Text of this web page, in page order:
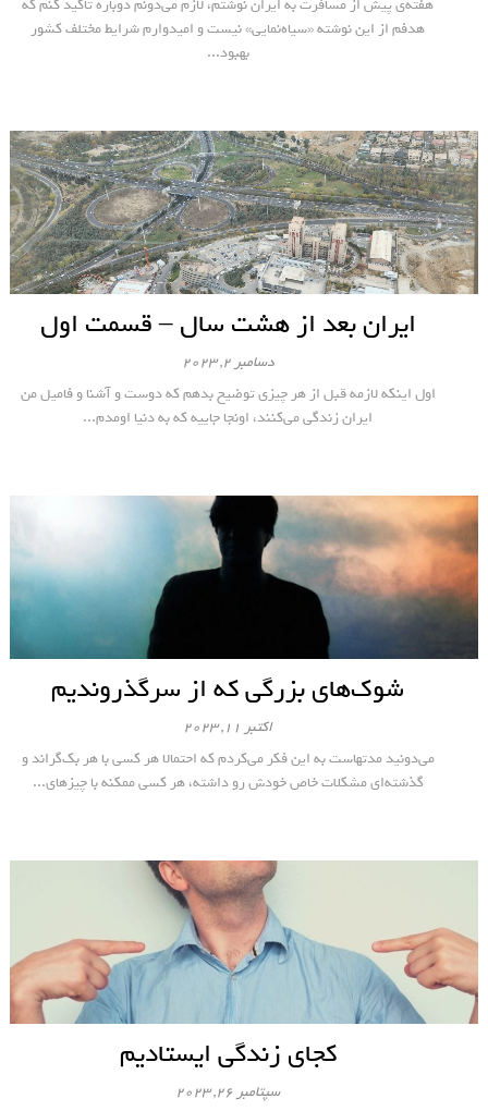
هفته‌ی پیش از مسافرت به ایران نوشتم، لازم می‌دونم دوباره تاکید کنم که
هدفم از این نوشته «سیاه‌نمایی» نیست و امیدوارم شرایط مختلف کشور
بهبود...
ایران بعد از هشت سال – قسمت اول
دسامبر 2, 2023
اول اینکه لازمه قبل از هر چیزی توضیح بدهم که دوست و آشنا و فامیل من
ایران زندگی می‌کنند، اونجا جاییه که به دنیا اومدم...
شوک‌های بزرگی که از سرگذروندیم
اکتبر 11, 2023
می‌دونید مدتهاست به این فکر می‌کردم که احتمالا هر کسی با هر بک‌گراند و
گذشته‌ای مشکلات خاص خودش رو داشته، هر کسی ممکنه با چیزهای...
کجای زندگی ایستادیم
سپتامبر 26, 2023